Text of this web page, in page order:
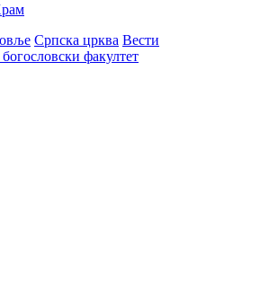
Српска црква Вести
факултет